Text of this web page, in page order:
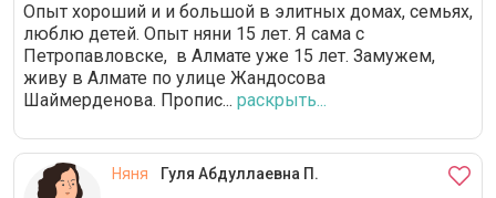
Опыт хороший и и большой в элитных домах, семьях,
люблю детей. Опыт няни 15 лет. Я сама с
Петропавловске, в Алмате уже 15 лет. Замужем,
живу в Алмате по улице Жандосова
Шаймерденова. Пропис... раскрыть...
Няня
Гуля Абдуллаевна П.